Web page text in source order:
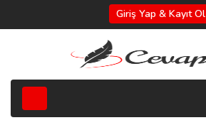
Giriş Yap & Kayıt Ol